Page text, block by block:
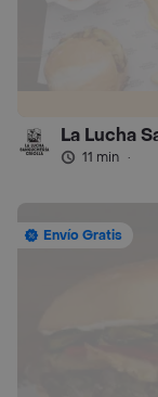
La Lucha
11 min ·
Envío Gratis